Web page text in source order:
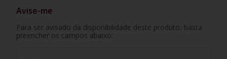
Avise-me
Para ser avisado da disponibilidade deste produto, basta
preencher os campos abaixo: